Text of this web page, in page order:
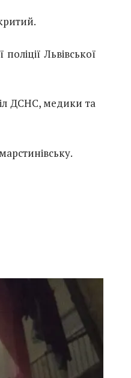
Львівської
ДСНС, медики та